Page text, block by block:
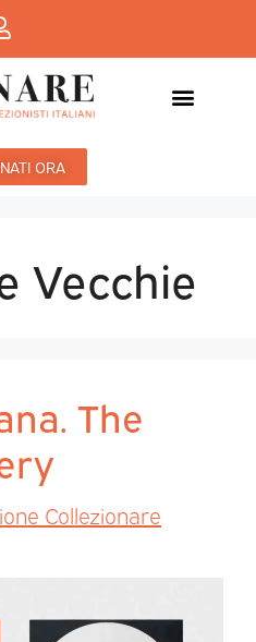
ORA
Vecchie
The
Collezionare